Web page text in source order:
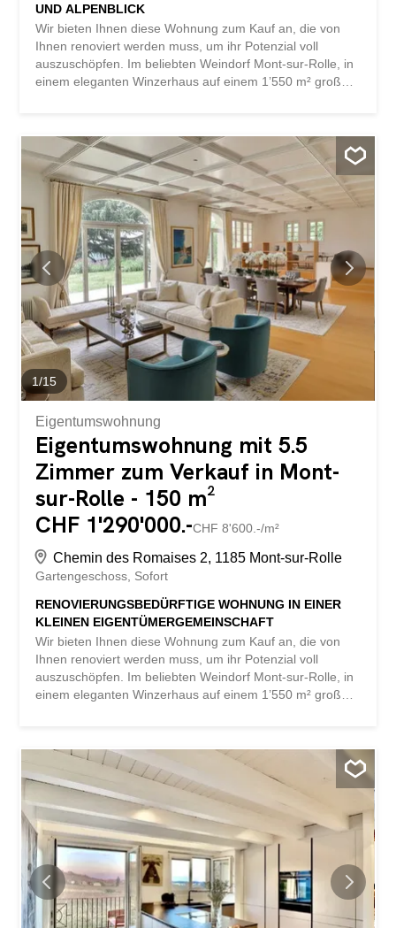
UND ALPENBLICK
Wir bieten Ihnen diese Wohnung zum Kauf an, die von
Ihnen renoviert werden muss, um ihr Potenzial voll
auszuschöpfen. Im beliebten Weindorf Mont-sur-Rolle, in
einem eleganten Winzerhaus auf einem 1’550 m² großen
drei Wohnungen, deren notarielle Abwicklung derzeit
abgeschlossen wird. Mit Blick auf die terrassierten
Weinberge bietet das Anwesen ein spektakuläres
Panorama auf den Genfer See und die Alpenkette und
damit ein Wohnumfeld von außergewöhnlicher Ruhe. Ein
Generalunternehmer hat für diese Wohnung einen
Kostenvoranschlag von rund CHF 380'000.-- für folgende
Arbeiten erstellt: den Austausch aller Fenster durch Holz-
Aluminium-Dreifachverglasung, die Vergrößerung der
Fenster im Wohnzimmer, die Schaffung eines
zusätzlichen Badezimmers neben der Küche, Abbau des
Podests im Wohnzimmer und im WEST-Schlafzimmer,
Aufteilung des WEST-Schlafzimmers in zwei
Schlafzimmer...
1/15
Eigentumswohnung
Eigentumswohnung mit 5.5
Zimmer zum Verkauf in Mont-
sur-Rolle - 150 m²
CHF 1'290'000.-CHF 8'600.-/m²
Chemin des Romaises 2, 1185 Mont-sur-Rolle
Gartengeschoss Sofort
RENOVIERUNGSBEDÜRFTIGE WOHNUNG IN EINER
KLEINEN EIGENTÜMERGEMEINSCHAFT
Wir bieten Ihnen diese Wohnung zum Kauf an, die von
Ihnen renoviert werden muss, um ihr Potenzial voll
auszuschöpfen. Im beliebten Weindorf Mont-sur-Rolle, in
einem eleganten Winzerhaus auf einem 1’550 m² großen
drei Wohnungen, deren notarielle Abwicklung derzeit
abgeschlossen wird. Mit Blick auf die terrassierten
Weinberge bietet das Anwesen ein spektakuläres
Panorama auf den Genfer See und die Alpenkette und
damit ein Wohnumfeld von außergewöhnlicher Ruhe. Ein
Generalunternehmer hat für diese Wohnung einen
Kostenvoranschlag von rund CHF 335'000.-- für folgende
Arbeiten erstellt: den Austausch aller Fenster durch Holz-
Aluminium-Dreifachverglasung, die Schaffung einer
Eingangshalle für den Zugang zum Aufzug, die Schaffung
eines Flurs, der zur Elternsuite führt, die Schaffung eines